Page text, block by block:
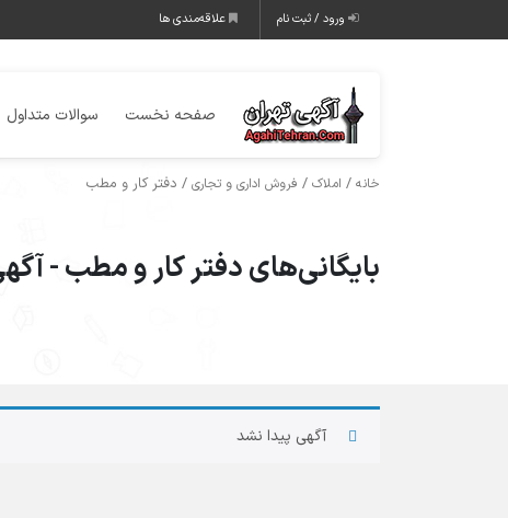
ورود / ثبت نام علاقه‌مندی ها
صفحه نخست سوالات متداول
خانه / املاک / فروش اداری و تجاری / دفتر کار و مطب
بایگانی‌های دفتر کار و مطب -
آگهی پیدا نشد